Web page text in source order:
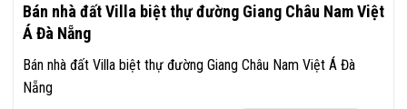
Bán nhà đất Villa biệt thự đường Giang Châu Nam Việt
Á Đà Nẵng
Bán nhà đất Villa biệt thự đường Giang Châu Nam Việt Á Đà
Nẵng